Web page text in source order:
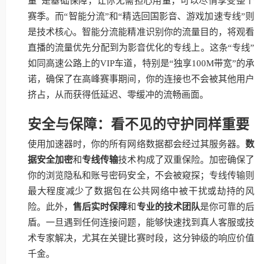
赛季。而“智能分流”和“精选回国影音、游戏加速专线”则
是技术核心。智能分流能精准识别你的流量目的，将观看
直播的流量优先分配到为影音优化的专线上。这条“专线”
如同高速公路上的VIP车道，特别是“独享100M带宽”的承
诺，确保了在高峰赛事期间，你的连接也不会被其他用户
挤占，从而获得低延迟、零缓冲的流畅画面。
安全与保障：看不见的守护同样重要
使用加速器时，你的所有网络数据都会经过其服务器。 数
据安全加密和专线传输技术构成了双重保险。加密确保了
你的浏览隐私和账号密码安全，不会被窥探；专线传输则
最大程度减少了数据包在公共网络中被干扰或劫持的风
险。此外，售后实时保障和专业的技术团队是你可靠的后
盾。一旦遇到任何连接问题，能够快速找到真人客服或技
术专家解决，尤其在关键比赛时段，这分钟级的响应价值
千金。